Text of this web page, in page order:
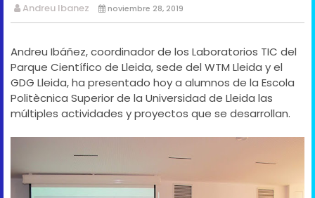
Andreu Ibanez noviembre 28, 2019
Andreu Ibáñez, coordinador de los Laboratorios TIC del
Parque Científico de Lleida, sede del WTM Lleida y el
GDG Lleida, ha presentado hoy a alumnos de la Escola
Politècnica Superior de la Universidad de Lleida las
múltiples actividades y proyectos que se desarrollan.